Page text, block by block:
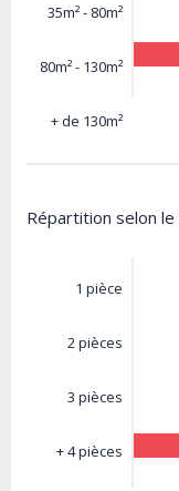
35m² - 80m²
80m² - 130m²
+ de 130m²
Répartition selon
1 pièce
2 pièces
3 pièces
+ 4 pièces